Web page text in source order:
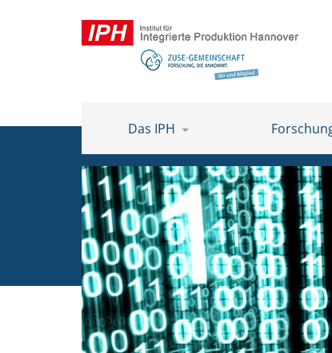
Das IPH